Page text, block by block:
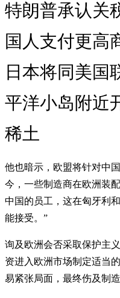
特朗普承认关
国人支付更高
日本将同美国
平洋小岛附近
稀土
他也暗示，欧盟将针对中
今，一些制造商在欧洲装
中国的员工，这在匈牙利
能接受。”
询及欧洲会否采取保护主
资进入欧洲市场制定适当
易紧张局面，最终伤及制造